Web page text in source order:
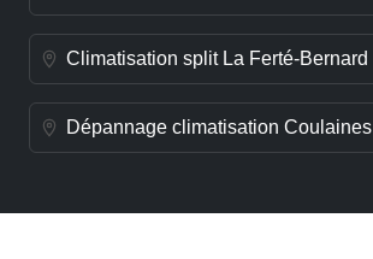
Climatisation split La Ferté-Bernard
Dépannage climatisation Coulaines